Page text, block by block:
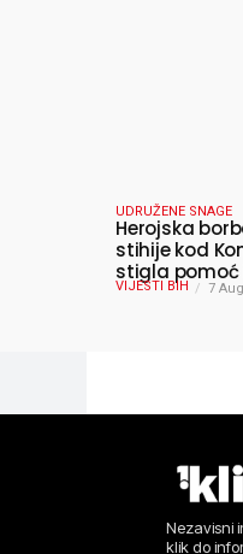
UDRUŽENE SNAGE
Herojska
stihije kod
stigla pomoć
helikopteri i
VIJESTI BIH 7
Nezavisni
klik do